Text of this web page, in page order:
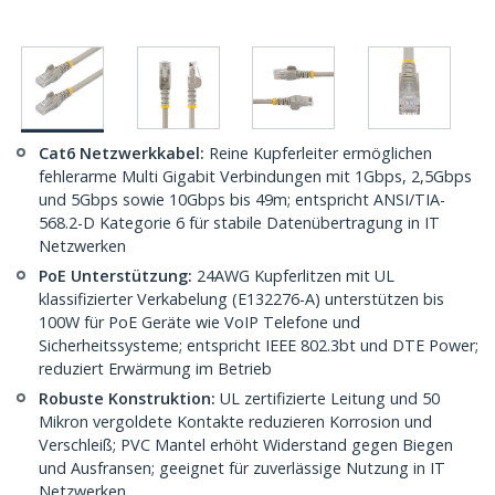
Cat6 Netzwerkkabel: Reine Kupferleiter ermöglichen
fehlerarme Multi Gigabit Verbindungen mit 1Gbps, 2,5Gbps
und 5Gbps sowie 10Gbps bis 49m; entspricht ANSI/TIA-
568.2-D Kategorie 6 für stabile Datenübertragung in IT
Netzwerken
PoE Unterstützung: 24AWG Kupferlitzen mit UL
klassifizierter Verkabelung (E132276-A) unterstützen bis
100W für PoE Geräte wie VoIP Telefone und
Sicherheitssysteme; entspricht IEEE 802.3bt und DTE Power;
reduziert Erwärmung im Betrieb
Robuste Konstruktion: UL zertifizierte Leitung und 50
Mikron vergoldete Kontakte reduzieren Korrosion und
Verschleiß; PVC Mantel erhöht Widerstand gegen Biegen
und Ausfransen; geeignet für zuverlässige Nutzung in IT